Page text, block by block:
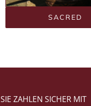
SACRED
SIE ZAHLEN SICHER MIT